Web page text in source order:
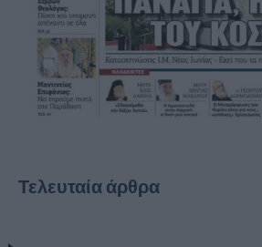
Τελευταία άρθρα